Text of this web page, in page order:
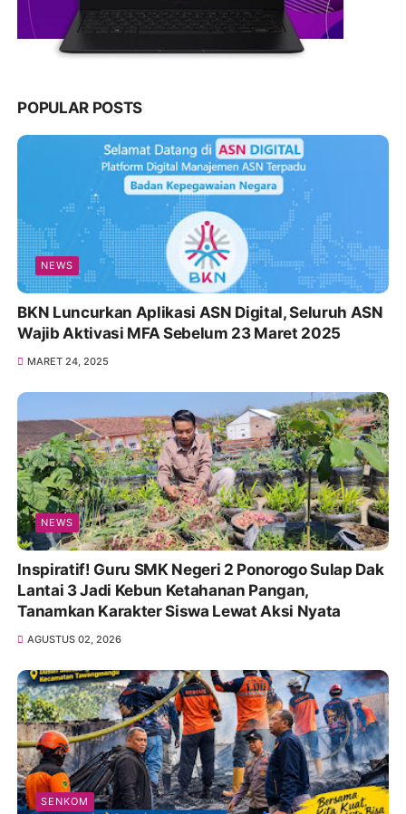
POPULAR POSTS
NEWS
BKN Luncurkan Aplikasi ASN Digital, Seluruh ASN
Wajib Aktivasi MFA Sebelum 23 Maret 2025
MARET 24, 2025
NEWS
Inspiratif! Guru SMK Negeri 2 Ponorogo Sulap Dak
Lantai 3 Jadi Kebun Ketahanan Pangan,
Tanamkan Karakter Siswa Lewat Aksi Nyata
AGUSTUS 02, 2026
SENKOM